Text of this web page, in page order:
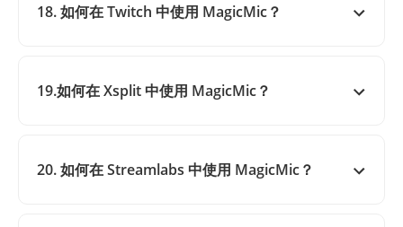
18. 如何在 Twitch 中使用 MagicMic？
19.如何在 Xsplit 中使用 MagicMic？
20. 如何在 Streamlabs 中使用 MagicMic？